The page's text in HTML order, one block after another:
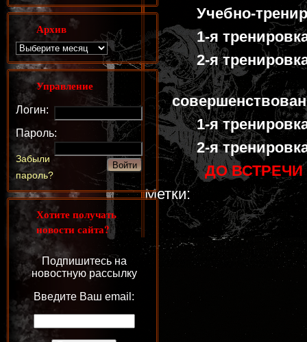
Учебно-
1-я тренировка
2-я тренировка
Группа
1-я тренировка
2-я тренировка
ДО ВСТРЕЧИ
Метки:
Архив
Управление
Логин:
Пароль:
Забыли
пароль?
Хотите получать
новости сайта?
Подпишитесь на
новостную рассылку
Введите Ваш email: